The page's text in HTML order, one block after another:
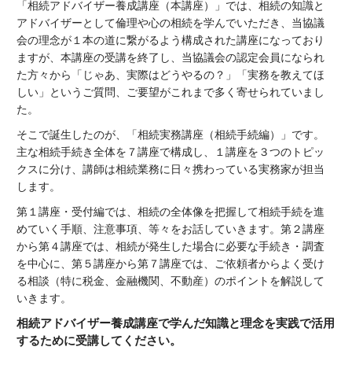
「相続アドバイザー養成講座（本講座）」では、相続の知識と
アドバイザーとして倫理や心の相続を学んでいただき、当協議
会の理念が１本の道に繋がるよう構成された講座になっており
ますが、本講座の受講を終了し、当協議会の認定会員になられ
た方々から「じゃあ、実際はどうやるの？」「実務を教えてほ
しい」というご質問、ご要望がこれまで多く寄せられていまし
た。
そこで誕生したのが、「相続実務講座（相続手続編）」です。
主な相続手続き全体を７講座で構成し、１講座を３つのトピッ
クスに分け、講師は相続業務に日々携わっている実務家が担当
します。
第１講座・受付編では、相続の全体像を把握して相続手続を進
めていく手順、注意事項、等々をお話していきます。第２講座
から第４講座では、相続が発生した場合に必要な手続き・調査
を中心に、第５講座から第７講座では、ご依頼者からよく受け
る相談（特に税金、金融機関、不動産）のポイントを解説して
いきます。
相続アドバイザー養成講座で学んだ知識と理念を実践で活用
するために受講してください。